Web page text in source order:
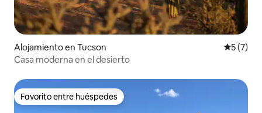
Alojamiento en Tucson
5 (7)
Casa moderna en el desierto
Favorito entre huéspedes
Favorito entre huéspedes